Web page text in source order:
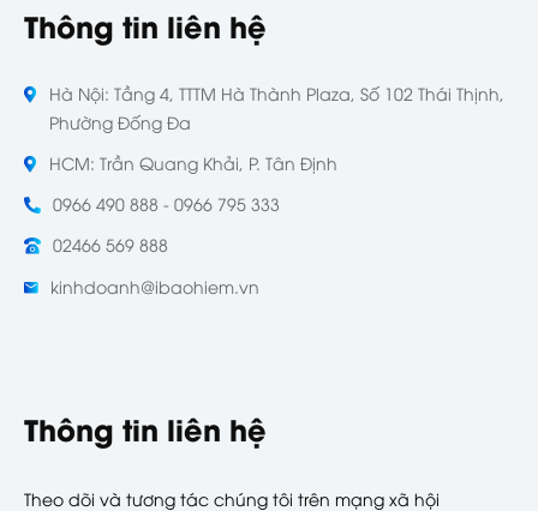
Thông tin liên hệ
Hà Nội: Tầng 4, TTTM Hà Thành Plaza, Số 102 Thái Thịnh,
Phường Đống Đa
HCM: Trần Quang Khải, P. Tân Định
0966 490 888 - 0966 795 333
02466 569 888
kinhdoanh@ibaohiem.vn
Thông tin liên hệ
Theo dõi và tương tác chúng tôi trên mạng xã hội